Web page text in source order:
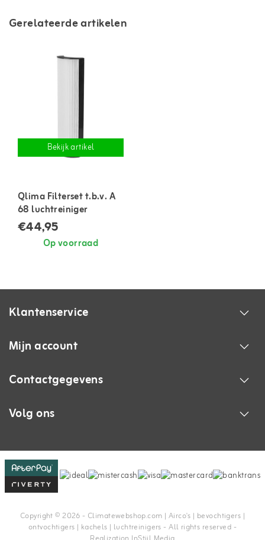
Gerelateerde artikelen
Bekijk artikel
Qlima Filterset t.b.v. A
68 luchtreiniger
€44,95
Op voorraad
Klantenservice
Mijn account
Contactgegevens
Volg ons
Copyright © 2026 - Climatewebshop.com | Airco's | bevochtigers |
ontvochtigers | kachels | luchtreinigers - All rights reserved -